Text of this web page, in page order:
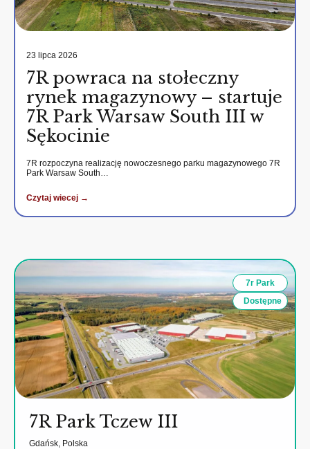
23 lipca 2026
7R powraca na stołeczny
rynek magazynowy – startuje
7R Park Warsaw South III w
Sękocinie
7R rozpoczyna realizację nowoczesnego parku magazynowego 7R
Park Warsaw South…
Czytaj wiecej →
7r Park
Dostępne
7R Park Tczew III
Gdańsk, Polska